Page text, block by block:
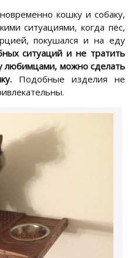
кошку и собаку,
ситуациями, когда пёс,
покушался и на еду
ситуаций и не тратить
можно сделать
Подобные изделия не